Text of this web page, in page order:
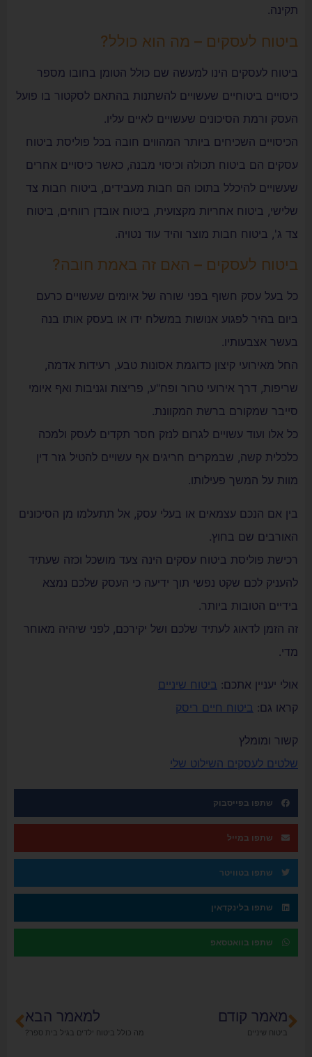
תקינה.
ביטוח לעסקים – מה הוא כולל?
ביטוח לעסקים הינו למעשה שם כולל הטומן בחובו מספר
כיסויים ביטוחיים שעשויים להשתנות בהתאם לסקטור בו פועל
העסק ורמת הסיכונים שעשויים לאיים עליו.
הכיסויים השכיחים ביותר המהווים חובה בכל פוליסת ביטוח
עסקים הם ביטוח תכולה וכיסוי מבנה, כאשר כיסויים אחרים
שעשויים להיכלל בתוכו הם חבות מעבידים, ביטוח חבות צד
שלישי, ביטוח אחריות מקצועית, ביטוח אובדן רווחים, ביטוח
צד ג', ביטוח חבות מוצר והיד עוד נטויה.
ביטוח לעסקים – האם זה באמת חובה?
כל בעל עסק חשוף בפני שורה של איומים שעשויים כרעם
ביום בהיר לפגוע אנושות במשלח ידו או בעסק אותו בנה
בעשר אצבעותיו.
החל מאירועי קיצון כדוגמת אסונות טבע, רעידות אדמה,
שריפות, דרך אירועי טרור ופח"ע, פריצות וגניבות ואף איומי
סייבר שמקורם ברשת המקוונת.
כל אלו ועוד עשויים לגרום לנזק חסר תקדים לעסק ולמכה
כלכלית קשה, שבמקרים חריגים אף עשויים להטיל גזר דין
מוות על המשך פעילותו.
בין אם הנכם עצמאים או בעלי עסק, אל תתעלמו מן הסיכונים
האורבים שם בחוץ.
רכישת פוליסת ביטוח עסקים הינה צעד מושכל וכזה שעתיד
להעניק לכם שקט נפשי תוך ידיעה כי העסק שלכם נמצא
בידיים הטובות ביותר.
זה הזמן לדאוג לעתיד שלכם ושל יקירכם, לפני שיהיה מאוחר
מדי.
אולי יעניין אתכם: ביטוח שיניים
קראו גם: ביטוח חיים ריסק
קשור ומומלץ
שלטים לעסקים השילוט שלי
שתפו בפייסבוק
שתפו במייל
שתפו בטוויטר
שתפו בלינקדאין
שתפו בוואטסאפ
מאמר קודם
ביטוח שיניים
למאמר הבא
מה כולל ביטוח ילדים בגיל בית ספר?